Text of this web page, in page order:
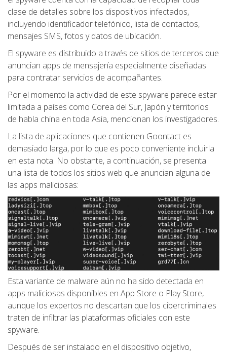
clase de detalles sobre los dispositivos infectados,
incluyendo identificador telefónico, lista de contactos,
mensajes SMS, fotos y datos de ubicación.
El spyware es distribuido a través de sitios de terceros que
anuncian apps de mensajería especialmente diseñadas
para contratar servicios de acompañantes.
Por el momento la actividad de este spyware parece estar
limitada a países como Corea del Sur, Japón y territorios
de habla china en toda Asia, mencionan los investigadores.
La lista de aplicaciones que contienen Goontact es
demasiado larga, por lo que es poco conveniente incluirla
en esta nota. No obstante, a continuación, se presenta
una lista de todos los sitios web que anuncian alguna de
las apps maliciosas:
Esta variante de malware aún no ha sido detectada en
apps maliciosas disponibles en App Store o Play Store,
aunque los expertos no descartan que los cibercriminales
traten de infiltrar las plataformas oficiales con este
spyware.
Después de ser instalado en el dispositivo objetivo,